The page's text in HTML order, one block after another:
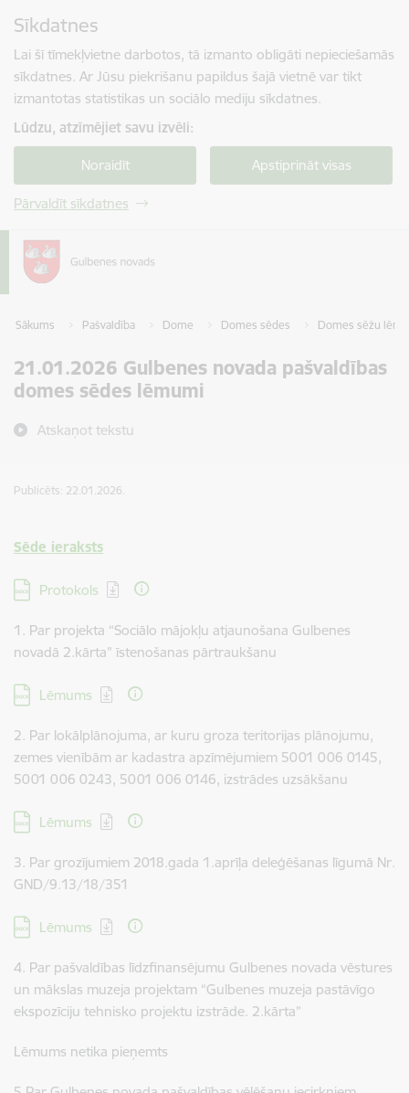
Sīkdatnes
Lai šī tīmekļvietne darbotos, tā izmanto obligāti nepieciešamās
sīkdatnes. Ar Jūsu piekrišanu papildus šajā vietnē var tikt
izmantotas statistikas un sociālo mediju sīkdatnes.
Lūdzu, atzīmējiet savu izvēli:
Noraidīt Apstiprināt visas
Pārvaldīt sīkdatnes
Sākums Pašvaldība Dome Domes sēdes Domes sēžu
21.01.2026 Gulbenes novada pašvaldības
domes sēdes lēmumi
Atskaņot tekstu
Publicēts: 22.01.2026.
Sēde ieraksts
Lejupielādēt:
Protokols
1. Par projekta “Sociālo mājokļu atjaunošana Gulbenes
novadā 2.kārta” īstenošanas pārtraukšanu
Lejupielādēt:
Lēmums
2. Par lokālplānojuma, ar kuru groza teritorijas plānojumu,
zemes vienībām ar kadastra apzīmējumiem 5001 006 0145,
5001 006 0243, 5001 006 0146, izstrādes uzsākšanu
Lejupielādēt:
Lēmums
3. Par grozījumiem 2018.gada 1.aprīļa deleģēšanas līgumā Nr.
GND/9.13/18/351
Lejupielādēt:
Lēmums
4. Par pašvaldības līdzfinansējumu Gulbenes novada vēstures
un mākslas muzeja projektam “Gulbenes muzeja pastāvīgo
ekspozīciju tehnisko projektu izstrāde. 2.kārta”
Lēmums netika pieņemts